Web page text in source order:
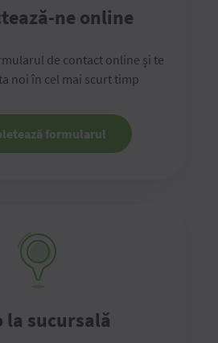
ne online
de contact online și te
noi în cel mai scurt timp
formularul
la sucursală